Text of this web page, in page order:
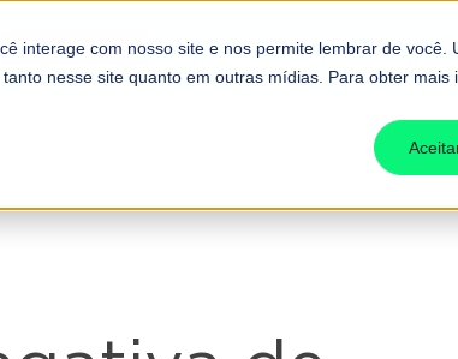
interage com nosso site e nos permite lembrar de você.
nesse site quanto em outras mídias. Para obter mais
REFORMA TRIBUTÁRIA Fale conosco